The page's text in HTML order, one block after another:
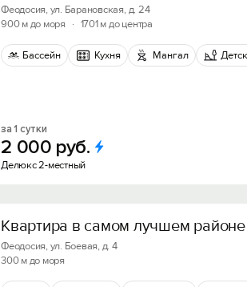
Феодосия, ул. Барановская, д. 24
900 м до моря
· 1701 м до центра
Бассейн Кухня Мангал
за 1 сутки
2 000 руб.
Делюкс 2-местный
Квартира в самом лучшем районе
Феодосия, ул. Боевая, д. 4
300 м до моря